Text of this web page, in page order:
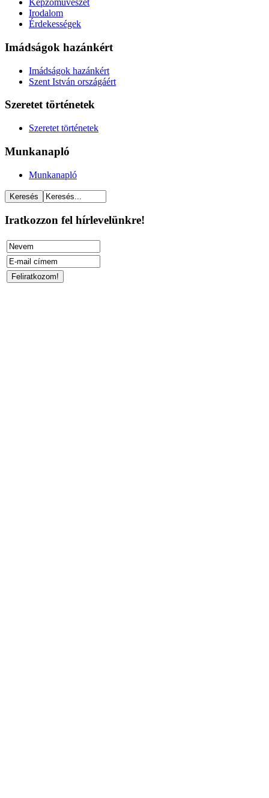
Képzőművészet
Irodalom
Érdekességek
Imádságok hazánkért
Imádságok hazánkért
Szent István országáért
Szeretet történetek
Szeretet történetek
Munkanapló
Munkanapló
Iratkozzon fel hírlevelünkre!